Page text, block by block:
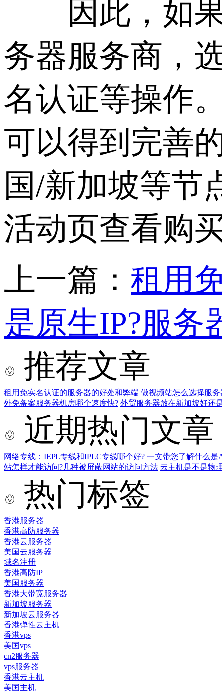
因此，如果
务器服务商，
名认证等操作
可以得到完善
国/新加坡等节
活动页查看购
上一篇： 租用
是原生IP?服务
推荐文章
租用免实名认证的服务器的好处和弊端 做视频站怎么选择服
外免备案服务器机房哪个速度快? 外贸服务器放在新加坡好还
近期热门文章
网络专线：IEPL专线和IPLC专线哪个好? 一文带您了解什么是
站怎样才能访问?几种被屏蔽网站的访问方法 云主机是不是物
热门标签
香港服务器
香港高防服务器
香港云服务器
美国云服务器
域名注册
香港高防IP
美国服务器
香港大带宽服务器
新加坡服务器
新加坡云服务器
香港弹性云主机
香港vps
美国vps
cn2服务器
vps服务器
香港云主机
美国主机